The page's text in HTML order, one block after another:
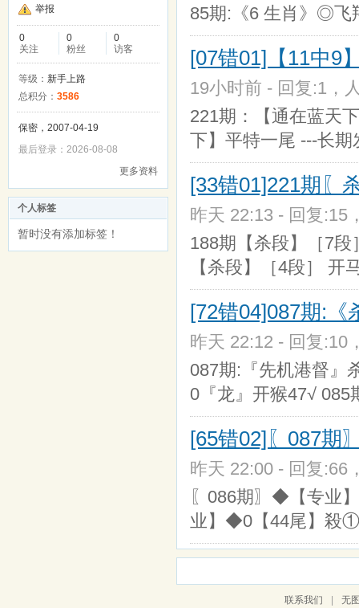
举报
0
关注
0
粉丝
0
访客
等级： 新手上路
总积分： 3586
保密，2007-04-19
最后登录：2026-08-08
更多资料
个人标签
暂时没有添加标签！
85期:《6 生肖》◎
[07错01]【11中9
19小时前 - 回复:1，
221期：【通在蓝天
下】平特一尾 ---长期
[33错01]221期〖
昨天 22:13 - 回复:15
188期【杀段】［7
【杀段】［4段］ 开
[72错04]087期:
昨天 22:12 - 回复:10
087期:『先机港督
0『龙』开猴47√ 085
[65错02]〖087
昨天 22:00 - 回复:66
〖086期〗◆【专业
业】◆0【44尾】殺
联系我们 无